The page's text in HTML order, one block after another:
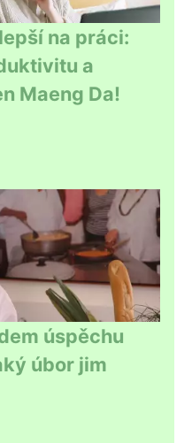
na práci:
a
Maeng Da!
úspěchu
úbor jim